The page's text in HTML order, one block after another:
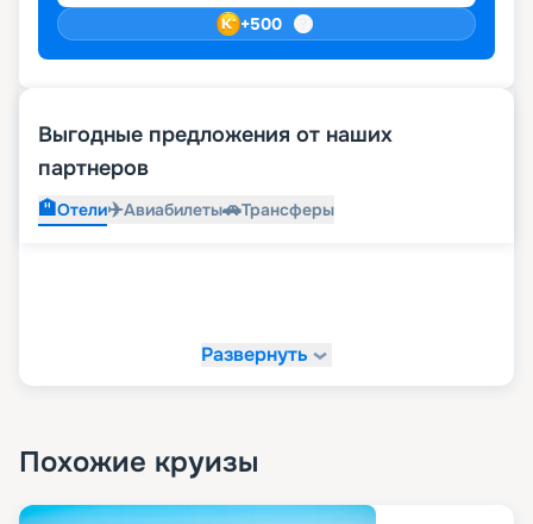
+500
Выгодные предложения от наших
партнеров
🏨Отели✈️Авиабилеты🚗Трансферы
Развернуть
Похожие круизы